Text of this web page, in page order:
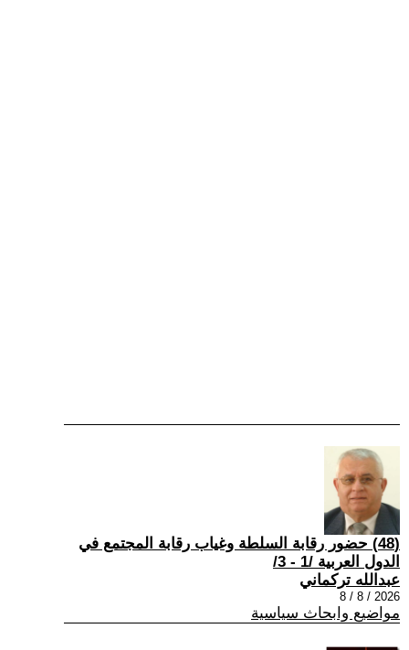
(48) حضور رقابة السلطة وغياب رقابة المجتمع في
الدول العربية /1 - 3/
عبدالله تركماني
2026 / 8 / 8
مواضيع وابحاث سياسية